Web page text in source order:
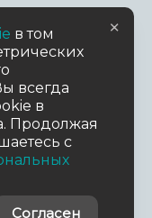
данных
в том
всегда
в
Продолжая
с
Согласен
×